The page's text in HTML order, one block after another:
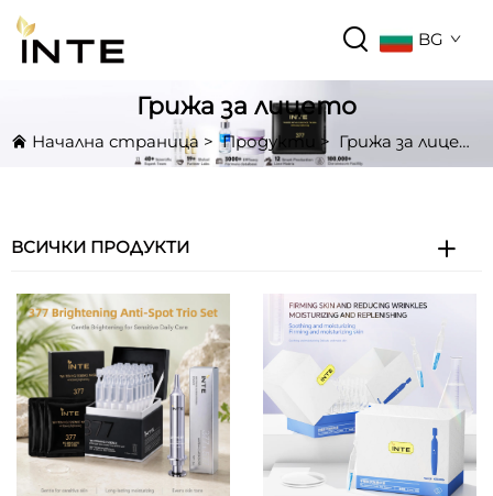
BG
Грижа за лицето
Начална страница >Продукти > Грижа за лицето
ВСИЧКИ ПРОДУКТИ